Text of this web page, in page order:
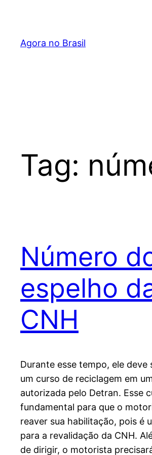
Agora no Brasil
Tag:
Número
espelho
CNH
Durante esse tempo, ele deve
um curso de reciclagem em
autorizada pelo Detran. Esse
fundamental para que o
reaver sua habilitação, pois é
para a revalidação da CNH.
de dirigir, o motorista